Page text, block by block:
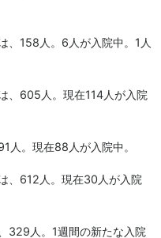
、158人。6人が入院中。1人
、605人。現在114人が入院
人。現在88人が入院中。
、612人。現在30人が入院
329人。1週間の新たな入院